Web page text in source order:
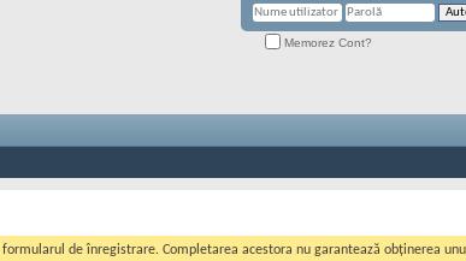
Memorez Cont?
de înregistrare. Completarea acestora nu garantează obținerea